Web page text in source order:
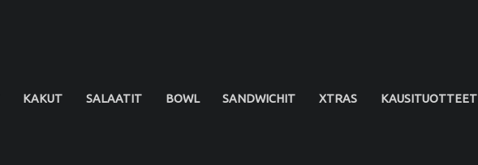
KAKUT SALAATIT BOWL SANDWICHIT XTRAS KAUSITUOTTEET